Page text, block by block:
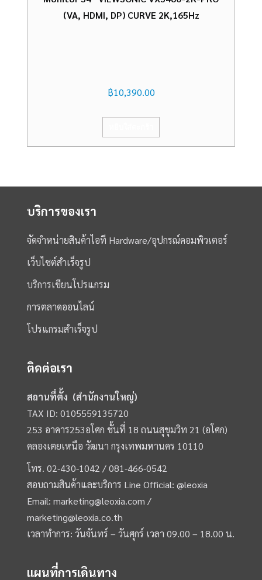
(VA, HDMI, DP) CURVE 2K,165Hz
฿10,390.00
บริการของเรา
จัดจำหน่ายสินค้าไอที Hardware/อุปกรณ์คอมพิวเตอร์
เว็บไซต์สำเร็จรูป
บริการเขียนโปรแกรม
การตลาดออนไลน์
โปรแกรมสำเร็จรูป
ติดต่อเรา
สถานที่ตั้ง (สำนักงานใหญ่)
TAX ID: 0105559135720
253 อาคาร253อโศก ชั้นที่ 18 ถนนสุขุมวิท 21 (อโศก)
คลองเตยเหนือ วัฒนา กรุงเทพมหานคร 10110
โทร.02-430-1042 /081-466-0542
สอบถามสินค้าและบริการ Line Official:@leoxia
Email:marketing@leoxia.com /
marketing@leoxia.co.th
เวลาทำการ: วันจันทร์ – วันศุกร์ เวลา 09.00 – 18.00 น.
แผนที่การเดินทาง